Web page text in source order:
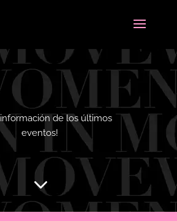
de los últimos
eventos!
3